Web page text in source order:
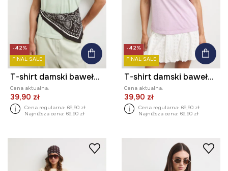
-42%
FINAL SALE
T-shirt damski bawełniany z nadrukiem
Cena aktualna:
39,90 zł
Cena regularna: 69,90 zł
Najniższa cena: 69,90 zł
-42%
FINAL SALE
T-shirt damski bawełniany z nadrukiem
Cena aktualna:
39,90 zł
Cena regularna: 69,90 zł
Najniższa cena: 69,90 zł